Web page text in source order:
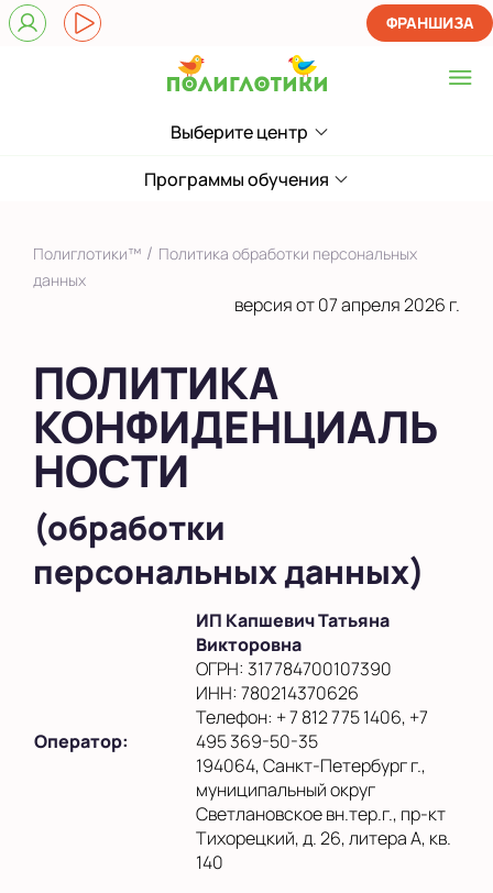
Выберите центр
Выберите центр
Показать на карте
ФРАНШИЗА
Программы обучения
Полиглотики™ / Политика обработки персональных
данных
версия от 07 апреля 2026 г.
ПОЛИТИКА
КОНФИДЕНЦИАЛЬ
НОСТИ
(обработки
персональных данных)
Оператор:
ИП Капшевич Татьяна
Викторовна
ОГРН: 317784700107390
ИНН: 780214370626
Телефон: + 7 812 775 1406, +7
495 369-50-35
194064, Санкт-Петербург г.,
муниципальный округ
Светлановское вн.тер.г., пр-кт
Тихорецкий, д. 26, литера А, кв.
140